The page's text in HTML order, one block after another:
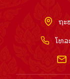
ຖະ
ໂທລ